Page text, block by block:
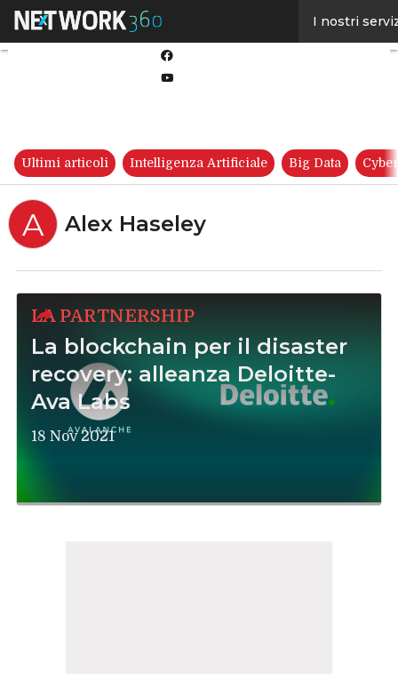
I nostri
Ultimi articoli Intelligenza Artificiale Big Data
A Alex Haseley
LA PARTNERSHIP
La blockchain per il disaster
recovery: alleanza Deloitte-
Ava Labs
18 Nov 2021